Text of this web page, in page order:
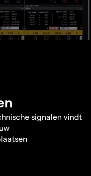
signalen vindt